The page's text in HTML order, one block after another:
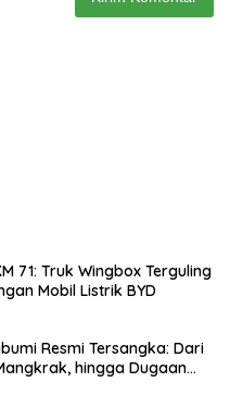
71: Truk Wingbox Terguling
Mobil Listrik BYD
Resmi Tersangka: Dari
hingga Dugaan